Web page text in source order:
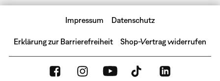
Impressum Datenschutz
Erklärung zur Barrierefreiheit Shop-Vertrag widerrufen